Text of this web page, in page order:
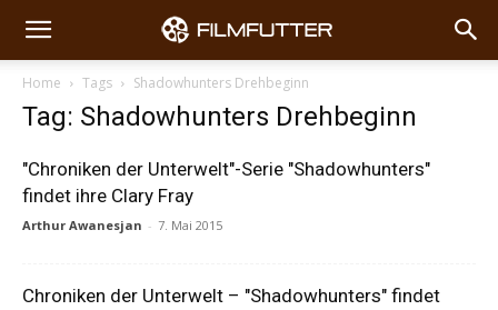
Home Tags Shadowhunters Drehbeginn
Tag: Shadowhunters Drehbeginn
"Chroniken der Unterwelt"-Serie "Shadowhunters"
findet ihre Clary Fray
Arthur Awanesjan - 7. Mai 2015
Chroniken der Unterwelt – "Shadowhunters" findet